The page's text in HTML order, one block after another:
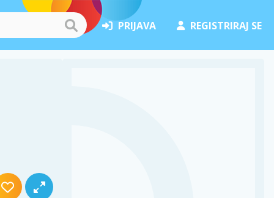
PRIJAVA REGISTRIRAJ SE